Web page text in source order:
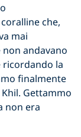
che,
mai
andavano
ricordando la
finalmente
Gettammo
non era